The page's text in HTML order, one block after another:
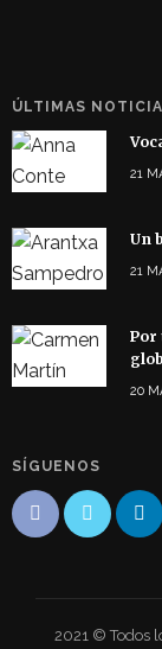
ÚLTIMAS
21
Un
21
Por
20
SÍGUENOS
2021 © Todos